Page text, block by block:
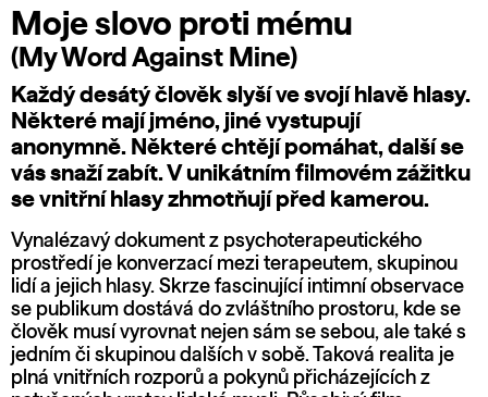
Moje slovo proti mému
(My Word Against Mine)
Každý desátý člověk slyší ve svojí hlavě hlasy.
Některé mají jméno, jiné vystupují
anonymně. Některé chtějí pomáhat, další se
vás snaží zabít. V unikátním filmovém zážitku
se vnitřní hlasy zhmotňují před kamerou.
Vynalézavý dokument z psychoterapeutického
prostředí je konverzací mezi terapeutem, skupinou
lidí a jejich hlasy. Skrze fascinující intimní observace
se publikum dostává do zvláštního prostoru, kde se
člověk musí vyrovnat nejen sám se sebou, ale také s
jedním či skupinou dalších v sobě. Taková realita je
plná vnitřních rozporů a pokynů přicházejících z